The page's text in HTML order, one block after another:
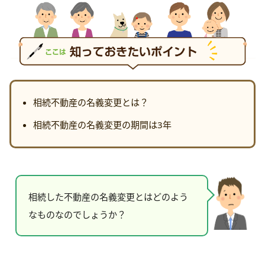
相続不動産の名義変更とは？
相続不動産の名義変更の期間は3年
相続した不動産の名義変更とはどのよう
なものなのでしょうか？